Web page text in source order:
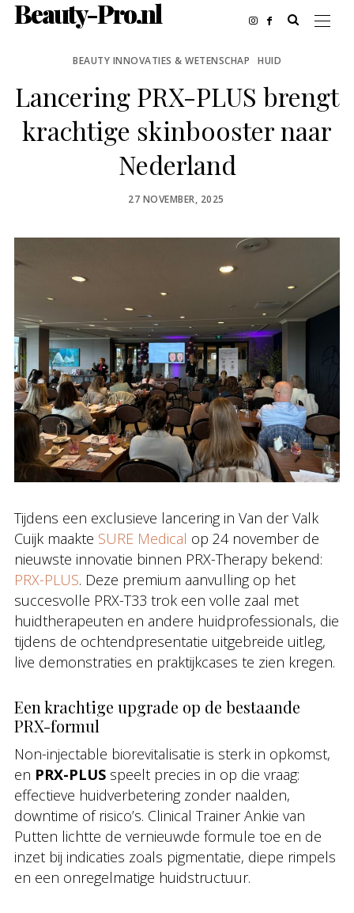
Beauty-Pro.nl
BEAUTY INNOVATIES & WETENSCHAP HUID
Lancering PRX-PLUS brengt
krachtige skinbooster naar
Nederland
POSTED
27 NOVEMBER, 2025
Tijdens een exclusieve lancering in Van der Valk
Cuijk maakte SURE Medical op 24 november de
nieuwste innovatie binnen PRX-Therapy bekend:
PRX-PLUS. Deze premium aanvulling op het
succesvolle PRX-T33 trok een volle zaal met
huidtherapeuten en andere huidprofessionals, die
tijdens de ochtendpresentatie uitgebreide uitleg,
live demonstraties en praktijkcases te zien kregen.
Een krachtige upgrade op de bestaande
PRX-formul
Non-injectable biorevitalisatie is sterk in opkomst,
en PRX-PLUS speelt precies in op die vraag:
effectieve huidverbetering zonder naalden,
downtime of risico’s. Clinical Trainer Ankie van
Putten lichtte de vernieuwde formule toe en de
inzet bij indicaties zoals pigmentatie, diepe rimpels
en een onregelmatige huidstructuur.